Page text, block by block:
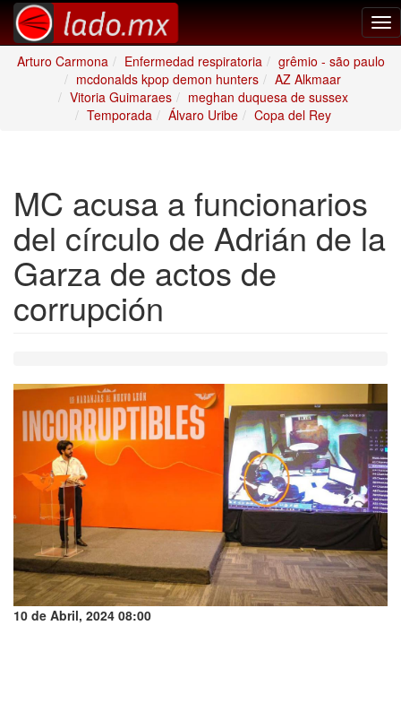
Arturo Carmona
Enfermedad respiratoria
grêmio - são paulo
mcdonalds kpop demon hunters
AZ Alkmaar
Vitoria Guimaraes
meghan duquesa de sussex
Temporada
Álvaro Uribe Copa del Rey
MC acusa a funcionarios
del círculo de Adrián de la
Garza de actos de
corrupción
10 de Abril, 2024 08:00